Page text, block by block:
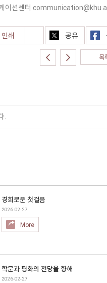
이션센터
인쇄 공유
목
.
경희로운 첫걸음
2026-02-27
More
학문과 평화의 전당을 향해
2026-02-27